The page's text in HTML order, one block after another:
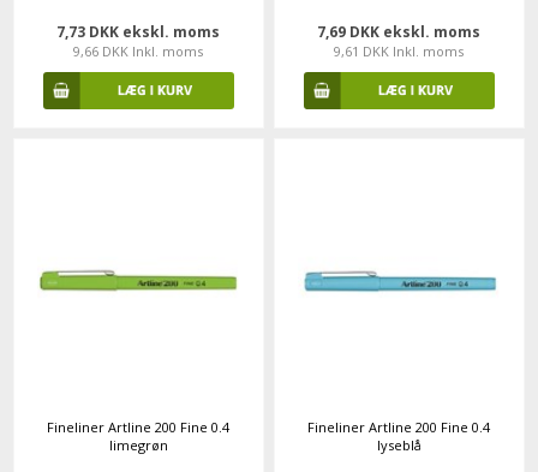
7,73 DKK ekskl. moms
9,66 DKK Inkl. moms
7,69 DKK ekskl. moms
9,61 DKK Inkl. moms
Fineliner Artline 200 Fine 0.4
limegrøn
Fineliner Artline 200 Fine 0.4
lyseblå